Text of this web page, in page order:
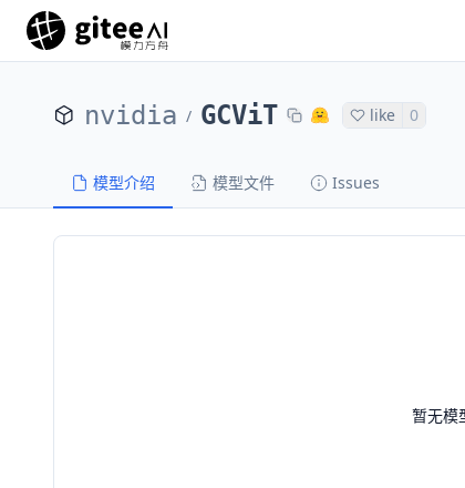
nvidia / GCViT like 0
模型介绍 模型文件 Issues
暂无模